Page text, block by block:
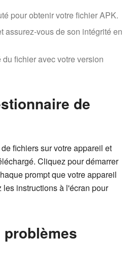
pour obtenir votre fichier APK.
assurez-vous de son intégrité en
fichier avec votre version
de
fichiers sur votre appareil et
Cliquez pour démarrer
prompt que votre appareil
instructions à l'écran pour